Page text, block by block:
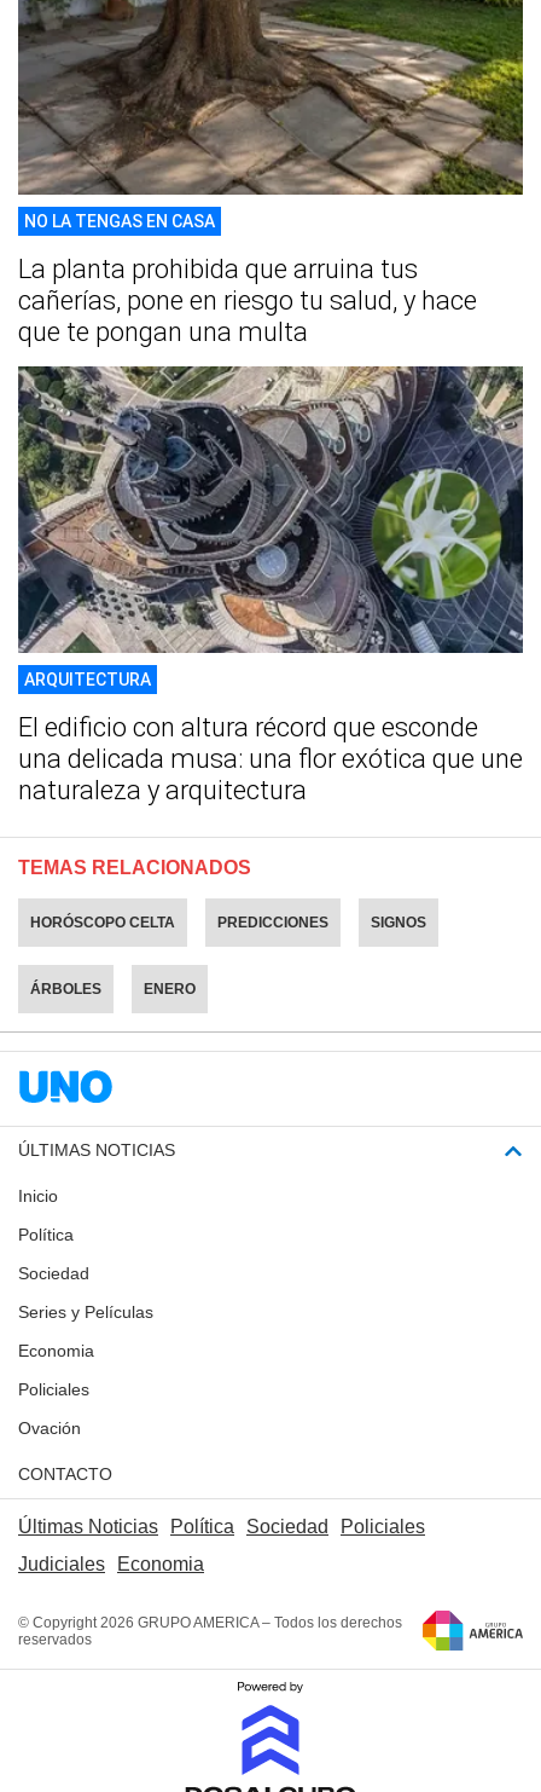
NO LA TENGAS EN CASA
La planta prohibida que arruina tus
cañerías, pone en riesgo tu salud, y hace
que te pongan una multa
ARQUITECTURA
El edificio con altura récord que esconde
una delicada musa: una flor exótica que une
naturaleza y arquitectura
TEMAS RELACIONADOS
HORÓSCOPO CELTA PREDICCIONES SIGNOS
ÁRBOLES ENERO
ÚLTIMAS NOTICIAS
Inicio
Política
Sociedad
Series y Películas
Economia
Policiales
Ovación
CONTACTO
Últimas Noticias Política Sociedad
Policiales
Judiciales
Economia
© Copyright 2026 GRUPO AMERICA – Todos los derechos
reservados